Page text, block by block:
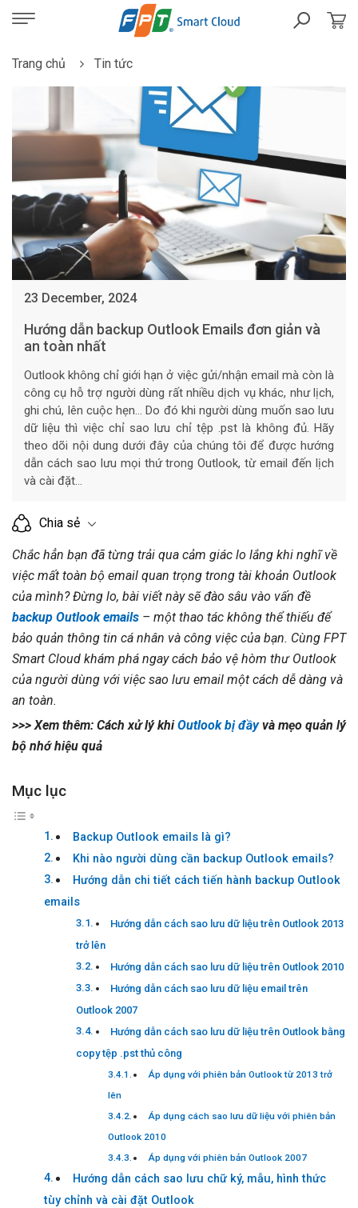
Trang chủ Tin tức
23 December, 2024
Hướng dẫn backup Outlook Emails đơn giản và
an toàn nhất
Outlook không chỉ giới hạn ở việc gửi/nhận email mà còn là
công cụ hỗ trợ người dùng rất nhiều dịch vụ khác, như lịch,
ghi chú, lên cuộc hẹn... Do đó khi người dùng muốn sao lưu
dữ liệu thì việc chỉ sao lưu chỉ tệp .pst là không đủ. Hãy
theo dõi nội dung dưới đây của chúng tôi để được hướng
dẫn cách sao lưu mọi thứ trong Outlook, từ email đến lịch
và cài đặt…
Chia sẻ
Chắc hẳn bạn đã từng trải qua cảm giác lo lắng khi nghĩ về
việc mất toàn bộ email quan trọng trong tài khoản Outlook
của mình? Đừng lo, bài viết này sẽ đào sâu vào vấn đề
backup Outlook emails – một thao tác không thể thiếu để
bảo quản thông tin cá nhân và công việc của bạn. Cùng FPT
Smart Cloud khám phá ngay cách bảo vệ hòm thư Outlook
của người dùng với việc sao lưu email một cách dễ dàng và
an toàn.
>>> Xem thêm: Cách xử lý khiOutlook bị đầyvà mẹo quản lý
bộ nhớ hiệu quả
Mục lục
Backup Outlook emails là gì?
Khi nào người dùng cần backup Outlook emails?
Hướng dẫn chi tiết cách tiến hành backup Outlook
emails
Hướng dẫn cách sao lưu dữ liệu trên Outlook 2013
trở lên
Hướng dẫn cách sao lưu dữ liệu trên Outlook 2010
Hướng dẫn cách sao lưu dữ liệu email trên
Outlook 2007
Hướng dẫn cách sao lưu dữ liệu trên Outlook bằng
copy tệp .pst thủ công
Áp dụng với phiên bản Outlook từ 2013 trở
lên
Áp dụng cách sao lưu dữ liệu với phiên bản
Outlook 2010
Áp dụng với phiên bản Outlook 2007
Hướng dẫn cách sao lưu chữ ký, mẫu, hình thức
tùy chỉnh và cài đặt Outlook